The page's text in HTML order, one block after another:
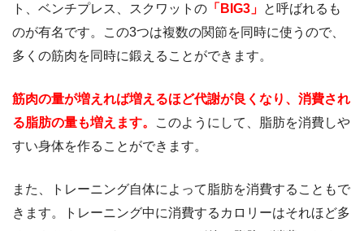
ト、ベンチプレス、スクワットの 「BIG3」 と呼ばれるも
のが有名です。この3つは複数の関節を同時に使うので、
多くの筋肉を同時に鍛えることができます。
筋肉の量が増えれば増えるほど代謝が良くなり、消費され
る脂肪の量も増えます。
このようにして、脂肪を消費しや
すい身体を作ることができます。
また、トレーニング自体によって脂肪を消費することもで
きます。トレーニング中に消費するカロリーはそれほど多